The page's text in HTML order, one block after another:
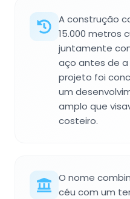
A construção
15.000 metros
juntamente
aço antes de a
projeto foi
um
amplo que
costeiro.
O nome
céu com um